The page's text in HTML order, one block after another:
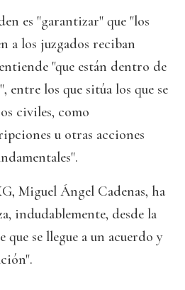
es "garantizar" que "los
a los juzgados reciban
"que están dentro de
entre los que sitúa los que se
civiles, como
u otras acciones
Miguel Ángel Cadenas, ha
indudablemente, desde la
se llegue a un acuerdo y